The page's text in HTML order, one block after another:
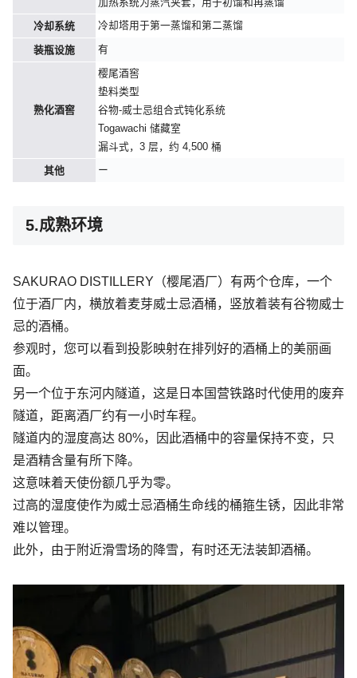
冷却系统
冷却塔用于第一蒸馏和第二蒸馏
装瓶设施 有
熟化酒窖
樱尾酒窖
垫料类型
谷物-威士忌组合式钝化系统
Togawachi 储藏室
漏斗式，3 层，约 4,500 桶
其他
ー
5.成熟环境
SAKURAO DISTILLERY（樱尾酒厂）有两个仓库，一个
位于酒厂内，横放着麦芽威士忌酒桶，竖放着装有谷物威士
忌的酒桶。
参观时，您可以看到投影映射在排列好的酒桶上的美丽画
面。
另一个位于东河内隧道，这是日本国营铁路时代使用的废弃
隧道，距离酒厂约有一小时车程。
隧道内的湿度高达 80%，因此酒桶中的容量保持不变，只
是酒精含量有所下降。
这意味着天使份额几乎为零。
过高的湿度使作为威士忌酒桶生命线的桶箍生锈，因此非常
难以管理。
此外，由于附近滑雪场的降雪，有时还无法装卸酒桶。